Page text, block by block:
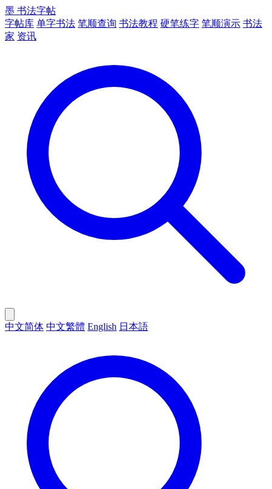
墨 书法字帖
字帖库 单字书法 笔顺查询 书法教程 硬笔练字 笔顺演示 书法
家 资讯
中文简体 中文繁體 English 日本語